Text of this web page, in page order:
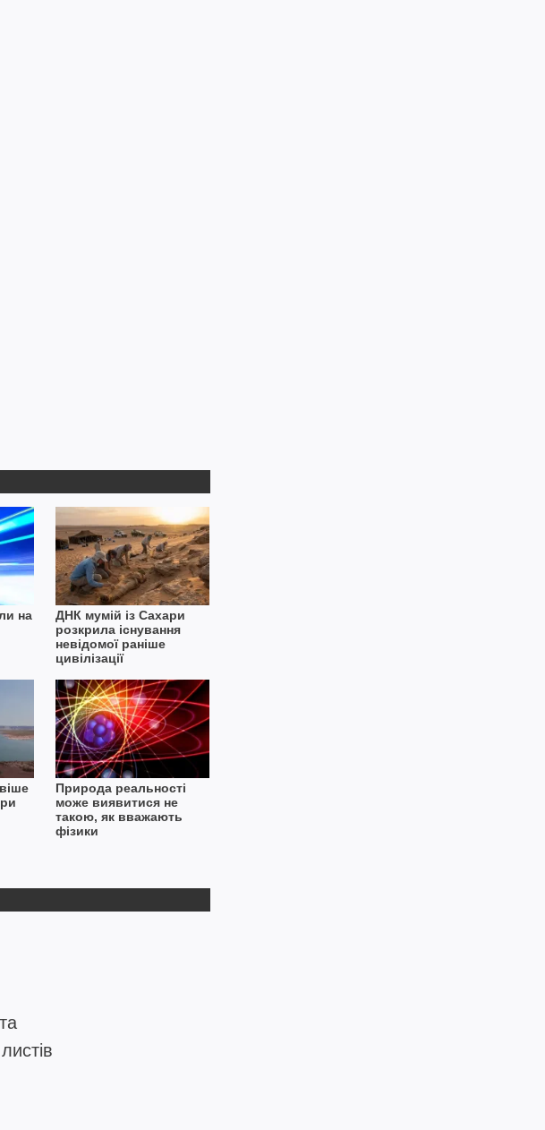
на
ДНК мумій із Сахари
розкрила існування
невідомої раніше
цивілізації
Природа реальності
може виявитися не
такою, як вважають
фізики